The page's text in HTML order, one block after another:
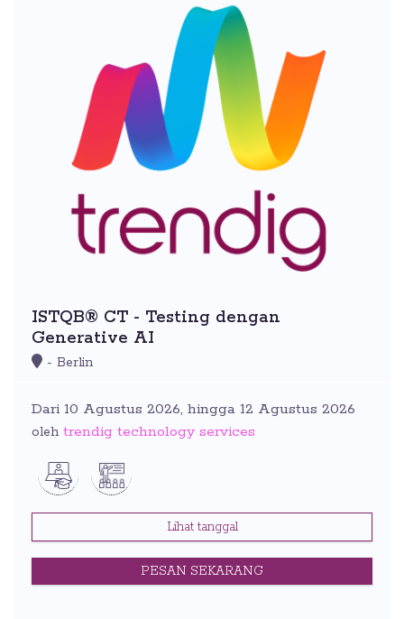
ISTQB® CT - Testing dengan
Generative AI
- Berlin
Dari 10 Agustus 2026, hingga 12 Agustus 2026
oleh trendig technology services
Lihat tanggal
PESAN SEKARANG